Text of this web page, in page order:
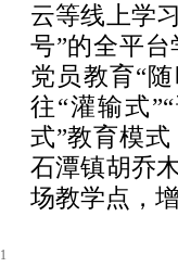
云等线上学
号”的全平
党员教育“
往“灌输式
式”教育模
石潭镇胡乔
场教学点，
1